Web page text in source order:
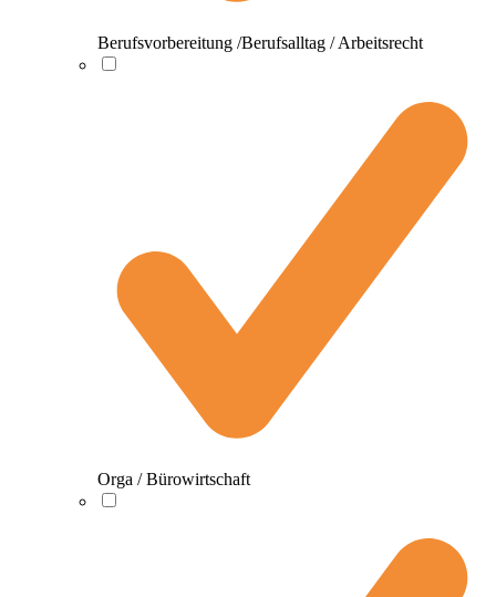
Berufsvorbereitung /Berufsalltag / Arbeitsrecht
Orga / Bürowirtschaft